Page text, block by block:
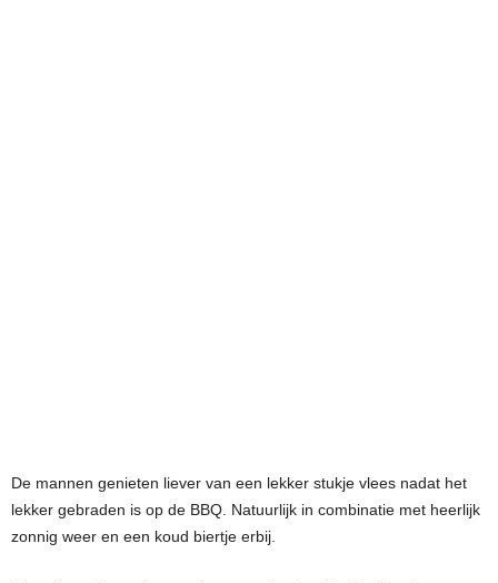
De mannen genieten liever van een lekker stukje vlees nadat het
lekker gebraden is op de BBQ. Natuurlijk in combinatie met heerlijk
zonnig weer en een koud biertje erbij.